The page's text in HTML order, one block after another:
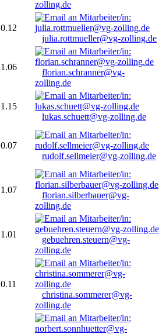
zolling.de
0.12
julia.rottmueller@vg-zolling.de
1.06
florian.schranner@vg-
zolling.de
1.15
lukas.schuett@vg-zolling.de
0.07
rudolf.sellmeier@vg-zolling.de
1.07
florian.silberbauer@vg-
zolling.de
1.01
gebuehren.steuern@vg-
zolling.de
0.11
christina.sommerer@vg-
zolling.de